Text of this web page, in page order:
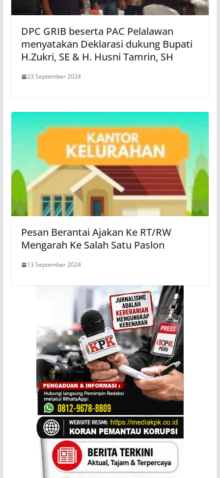
DPC GRIB beserta PAC Pelalawan
menyatakan Deklarasi dukung Bupati
H.Zukri, SE & H. Husni Tamrin, SH
23 September 2024
Pesan Berantai Ajakan Ke RT/RW
Mengarah Ke Salah Satu Paslon
13 September 2024